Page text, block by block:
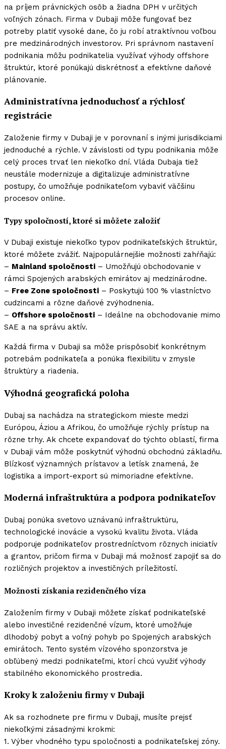
na príjem právnických osôb a žiadna DPH v určitých
voľných zónach. Firma v Dubaji môže fungovať bez
potreby platiť vysoké dane, čo ju robí atraktívnou voľbou
pre medzinárodných investorov. Pri správnom nastavení
podnikania môžu podnikatelia využívať výhody offshore
štruktúr, ktoré ponúkajú diskrétnosť a efektívne daňové
plánovanie.
Administratívna jednoduchosť a rýchlosť
registrácie
Založenie firmy v Dubaji je v porovnaní s inými jurisdikciami
jednoduché a rýchle. V závislosti od typu podnikania môže
celý proces trvať len niekoľko dní. Vláda Dubaja tiež
neustále modernizuje a digitalizuje administratívne
postupy, čo umožňuje podnikateľom vybaviť väčšinu
procesov online.
Typy spoločností, ktoré si môžete založiť
V Dubaji existuje niekoľko typov podnikateľských štruktúr,
ktoré môžete zvážiť. Najpopulárnejšie možnosti zahŕňajú:
– Mainland spoločnosti – Umožňujú obchodovanie v
rámci Spojených arabských emirátov aj medzinárodne.
– Free Zone spoločnosti – Poskytujú 100 % vlastníctvo
cudzincami a rôzne daňové zvýhodnenia.
– Offshore spoločnosti – Ideálne na obchodovanie mimo
SAE a na správu aktív.
Každá firma v Dubaji sa môže prispôsobiť konkrétnym
potrebám podnikateľa a ponúka flexibilitu v zmysle
štruktúry a riadenia.
Výhodná geografická poloha
Dubaj sa nachádza na strategickom mieste medzi
Európou, Áziou a Afrikou, čo umožňuje rýchly prístup na
rôzne trhy. Ak chcete expandovať do týchto oblastí, firma
v Dubaji vám môže poskytnúť výhodnú obchodnú základňu.
Blízkosť významných prístavov a letísk znamená, že
logistika a import-export sú mimoriadne efektívne.
Moderná infraštruktúra a podpora podnikateľov
Dubaj ponúka svetovo uznávanú infraštruktúru,
technologické inovácie a vysokú kvalitu života. Vláda
podporuje podnikateľov prostredníctvom rôznych iniciatív
a grantov, pričom firma v Dubaji má možnosť zapojiť sa do
rozličných projektov a investičných príležitostí.
Možnosti získania rezidenčného víza
Založením firmy v Dubaji môžete získať podnikateľské
alebo investičné rezidenčné vízum, ktoré umožňuje
dlhodobý pobyt a voľný pohyb po Spojených arabských
emirátoch. Tento systém vízového sponzorstva je
obľúbený medzi podnikateľmi, ktorí chcú využiť výhody
stabilného ekonomického prostredia.
Kroky k založeniu firmy v Dubaji
Ak sa rozhodnete pre firmu v Dubaji, musíte prejsť
niekoľkými zásadnými krokmi:
1. Výber vhodného typu spoločnosti a podnikateľskej zóny.